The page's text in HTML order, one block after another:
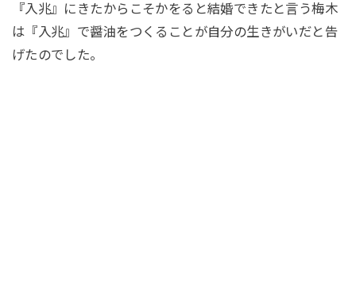
『入兆』にきたからこそかをると結婚できたと言う梅木
は『入兆』で醤油をつくることが自分の生きがいだと告
げたのでした。